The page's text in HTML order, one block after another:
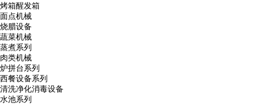
烤箱醒发箱
面点机械
烧腊设备
蔬菜机械
蒸煮系列
肉类机械
炉拼台系列
西餐设备系列
清洗净化消毒设备
水池系列